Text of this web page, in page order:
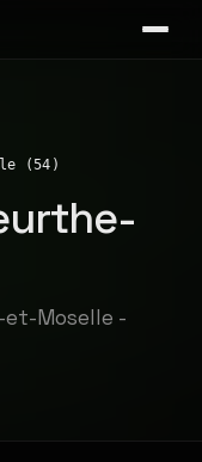
(54)
et-Moselle -